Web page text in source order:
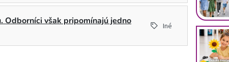
Odborníci však pripomínajú jedno
Iné